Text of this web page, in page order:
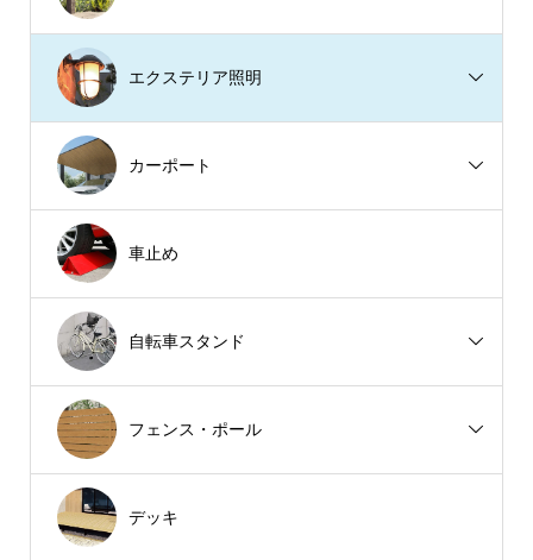
エクステリア照明
カーポート
車止め
自転車スタンド
フェンス・ポール
デッキ